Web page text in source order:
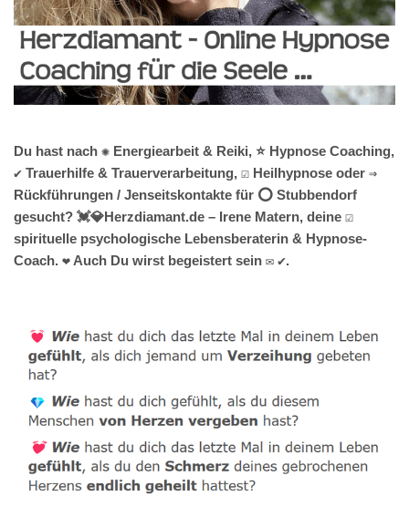
Du hast nach ✺ Energiearbeit & Reiki, ⭐ Hypnose Coaching,
✔️ Trauerhilfe & Trauerverarbeitung, ☑️ Heilhypnose oder ⇒
Rückführungen / Jenseitskontakte für ⭕ Stubbendorf
gesucht? 💓️💎Herzdiamant.de – Irene Matern, deine ☑️
spirituelle psychologische Lebensberaterin & Hypnose-
Coach. ❤ Auch Du wirst begeistert sein ✉ ✔.